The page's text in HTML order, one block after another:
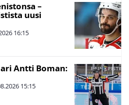
–
uusi
16:15
Antti Boman:
15:15